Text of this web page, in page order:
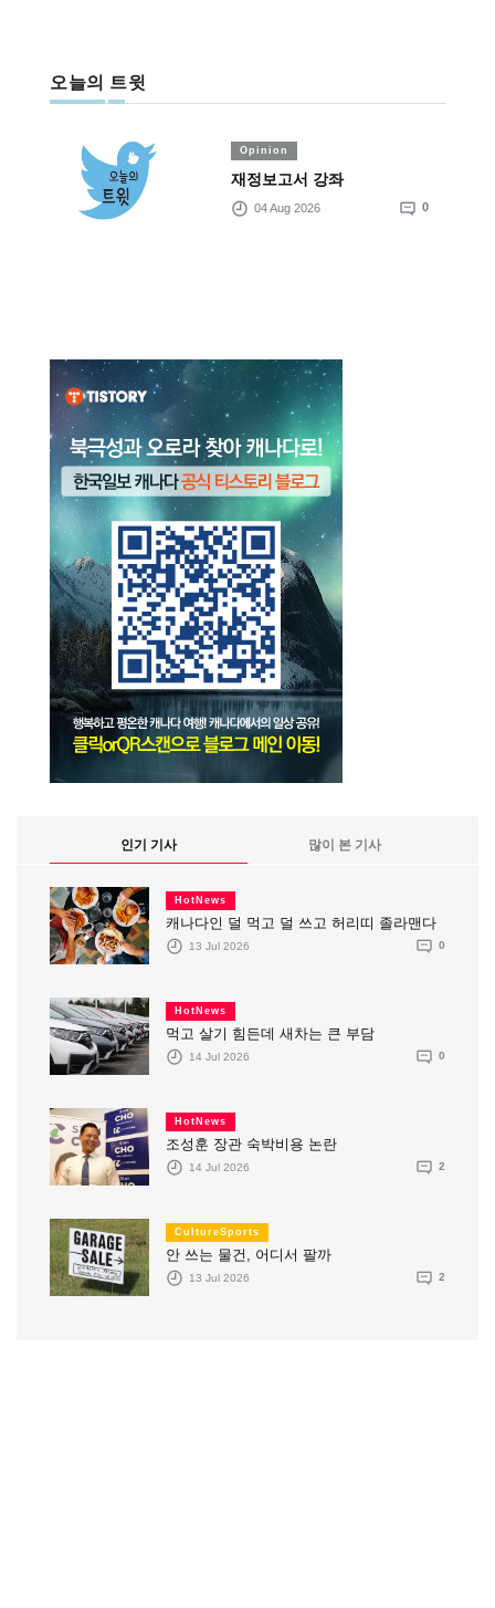
오늘의 트윗
Opinion
재정보고서 강좌
04 Aug 2026 0
인기 기사 많이 본 기사
HotNews
캐나다인 덜 먹고 덜 쓰고 허리띠 졸라맨다
13 Jul 2026 0
HotNews
먹고 살기 힘든데 새차는 큰 부담
14 Jul 2026 0
HotNews
조성훈 장관 숙박비용 논란
14 Jul 2026 2
CultureSports
안 쓰는 물건, 어디서 팔까
13 Jul 2026 2